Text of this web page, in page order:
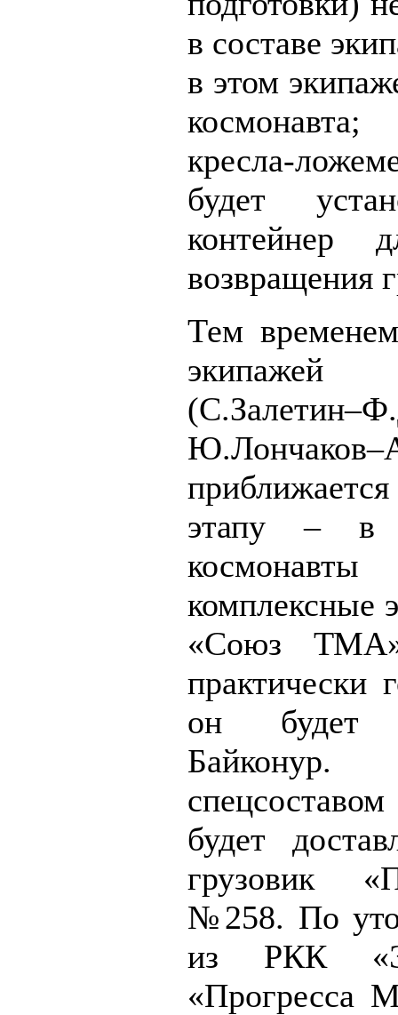
в составе
в этом
космонавта;
кресла-
будет
контейнер
возвращения
Тем
этапу – в
комплексные
«Союз
практически
он будет
будет
грузовик
№258. По
из РКК
«Прогресса